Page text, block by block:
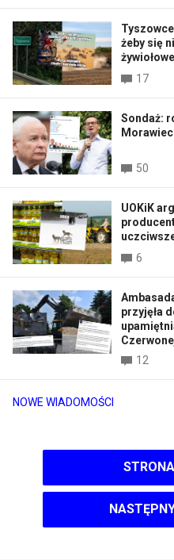
NOWE WIADOMOŚCI
żeby się
17
Sondaż:
50
UOKiK
6
przyjęła
12